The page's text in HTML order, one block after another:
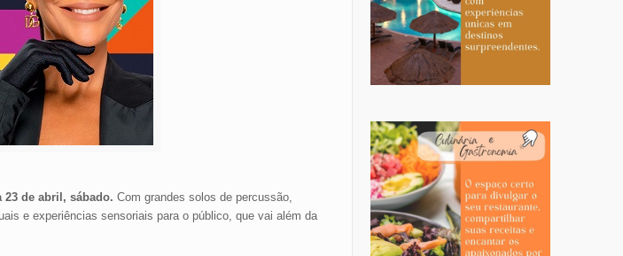
23 de abril, sábado. Com grandes solos de percussão,
e experiências sensoriais para o público, que vai além da